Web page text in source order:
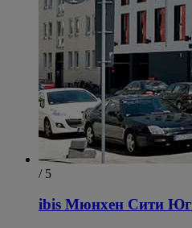
/ 5
ibis Мюнхен Сити Юг